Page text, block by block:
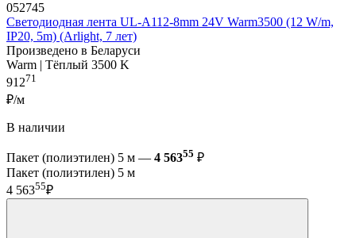
052745
Светодиодная лента UL-A112-8mm 24V Warm3500 (12 W/m,
IP20, 5m) (Arlight, 7 лет)
Произведено в Беларуси
Warm | Тёплый 3500 K
91271
₽/м
В наличии
Пакет (полиэтилен) 5 м — 4 56355 ₽
Пакет (полиэтилен) 5 м
4 56355₽